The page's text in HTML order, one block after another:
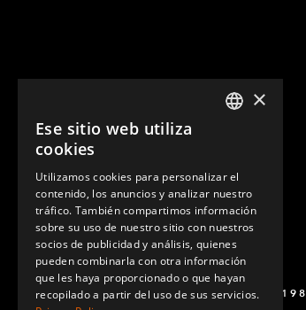
+52 449 138 9198
×
Ese sitio web utiliza
cookies
Utilizamos cookies para personalizar el
contenido, los anuncios y analizar nuestro
tráfico. También compartimos información
sobre su uso de nuestro sitio con nuestros
socios de publicidad y análisis, quienes
pueden combinarla con otra información
que les haya proporcionado o que hayan
recopilado a partir del uso de sus servicios.